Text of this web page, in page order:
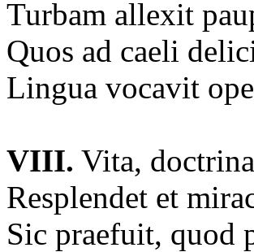
Turbam allexit
Quos ad caeli
Lingua vocavit
VIII. Vita,
Resplendet et
Sic praefuit, quod